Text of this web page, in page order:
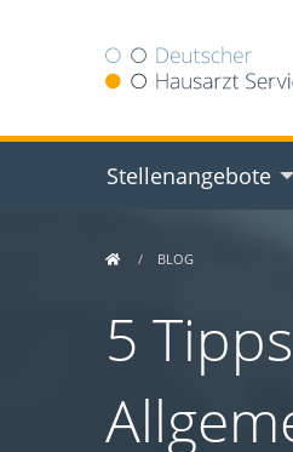
Stellenangebote
BLOG
5